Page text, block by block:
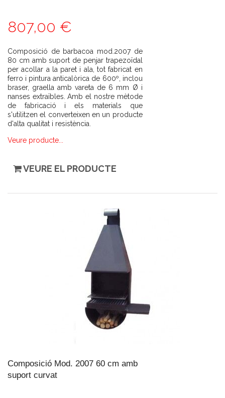
807,00 €
Composició de barbacoa mod.2007 de
80 cm amb suport de penjar trapezoïdal
per acollar a la paret i ala, tot fabricat en
ferro i pintura anticalòrica de 600º, inclou
braser, graella amb vareta de 6 mm Ø i
nanses extraïbles. Amb el nostre mètode
de fabricació i els materials que
s'utilitzen el converteixen en un producte
d'alta qualitat i resistència.
Veure producte...
VEURE EL PRODUCTE
Composició Mod. 2007 60 cm amb
suport curvat